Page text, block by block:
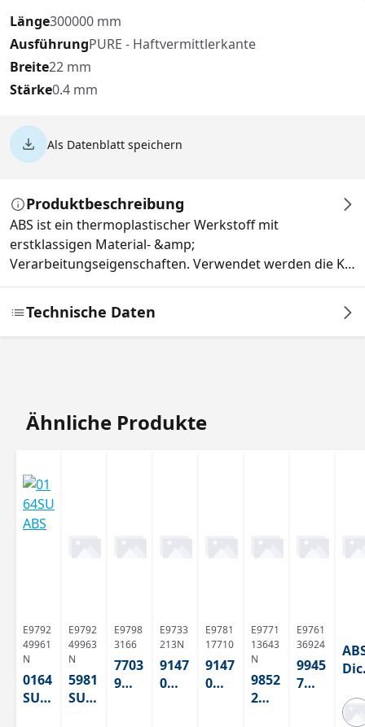
Länge300000 mm
AusführungPURE - Haftvermittlerkante
Breite22 mm
Stärke0.4 mm
Als Datenblatt speichern
Produktbeschreibung
ABS ist ein thermoplastischer Werkstoff mit
erstklassigen Material- &amp;
Verarbeitungseigenschaften. Verwendet werden die K…
Technische Daten
Produktgalerie überspringen
Ähnliche Produkte
E9792
49961
N
0164
SU
E9792
49963
N
5981
SU
E9798
3166
7703
9
E9733
213N
9147
0
E9781
17710
9147
0
E9771
13643
N
9852
2
E9761
36924
9945
7
e